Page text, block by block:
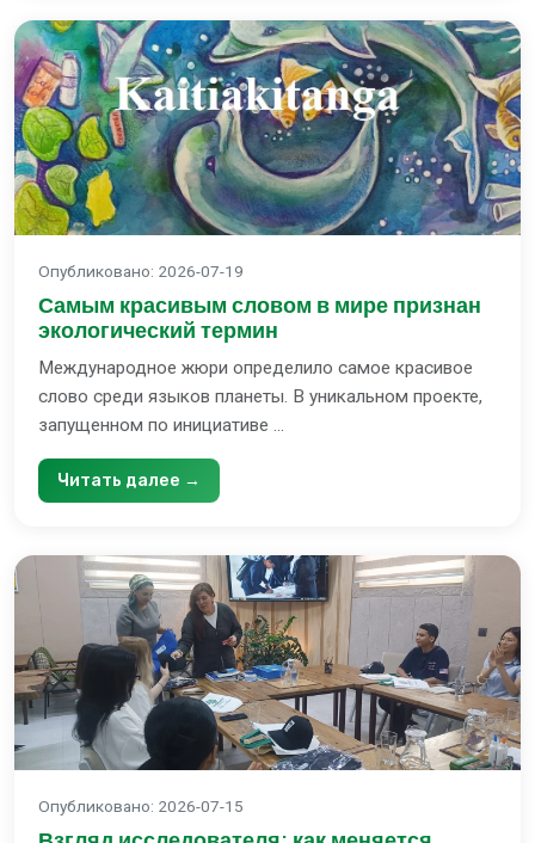
Опубликовано: 2026-07-19
Самым красивым словом в мире признан
экологический термин
Международное жюри определило самое красивое
слово среди языков планеты. В уникальном проекте,
запущенном по инициативе ...
Читать далее →
Опубликовано: 2026-07-15